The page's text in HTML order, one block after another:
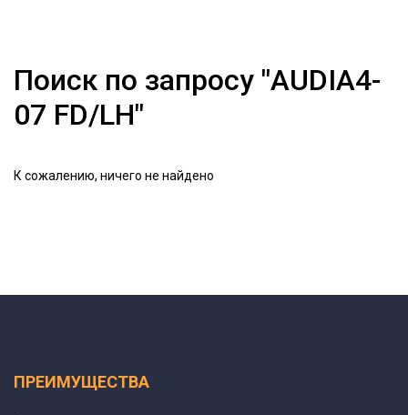
Поиск по запросу "AUDIA4-
07 FD/LH"
К сожалению, ничего не найдено
ПРЕИМУЩЕСТВА